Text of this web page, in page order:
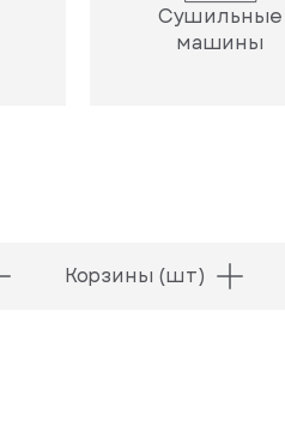
Сушильные
машины
Корзины (шт)